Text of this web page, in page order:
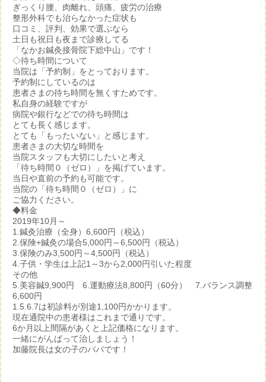
ぎっくり腰、肉離れ、頭痛、疲労の治療
整形外科でも治らなかった症状も
口コミ、評判、効果で選ぶなら
土日も祝日も夜まで診療してる
「なかお鍼灸接骨院下総中山」です！
◇待ち時間について
当院は「予約制」をとっております。
予約制にしているのは
患者さまの待ち時間を無くすためです。
私自身の経験ですが
病院や銀行などでの待ち時間は
とても長く感じます。
とても「もったいない」と感じます。
患者さまの大切な時間を
当院スタッフも大切にしたいと考え
「待ち時間０（ゼロ）」を掲げています。
当日や直前の予約も可能です。
当院の「待ち時間０（ゼロ）」に
ご協力ください。
◆料金
2019年10月～
1.鍼灸治療（全身）6,600円（税込）
2.保険+鍼灸の場合5,000円～6,500円（税込）
3.保険のみ3,500円～4,500円（税込）
4.子供・学生は上記1～3から2,000円引いた程度
その他
5.美容鍼9,900円 6.運動療法8,800円（60分） 7.バランス調整
6,600円
1.5.6.7は初診料が別途1,100円かかります。
現在通院中の患者様はこれまで通りです。
6か月以上間隔があくと上記価格になります。
一緒にがんばって治しましょう！
加藤院長は女の子のパパです！